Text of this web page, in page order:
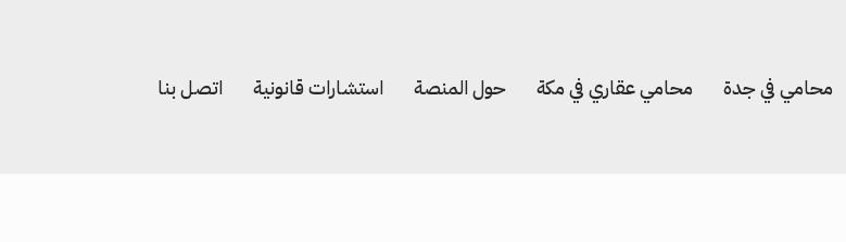
محامي في جدة محامي عقاري في مكة حول المنصة استشارات قانونية اتصل بنا